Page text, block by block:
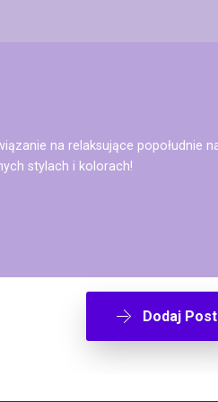
na relaksujące popołudnie
stylach i kolorach!
Dodaj Post